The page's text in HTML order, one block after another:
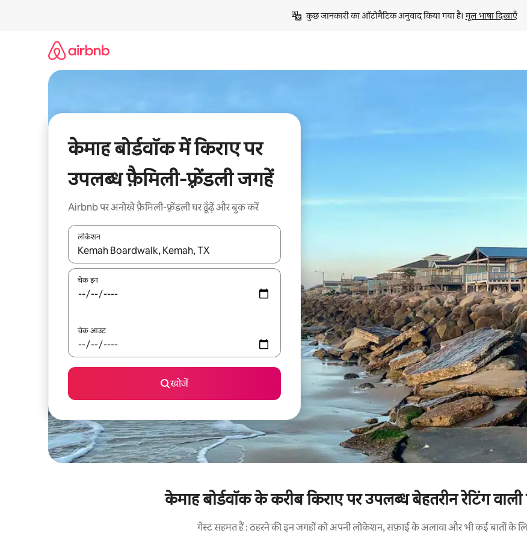
कुछ जानकारी का ऑटोमैटिक अनुवाद किया गया है। मूल भाषा दिखाएँ
केमाह बोर्डवॉक में किराए पर
उपलब्ध फ़ैमिली-फ़्रेंडली जगहें
Airbnb पर अनोखे फ़ैमिली-फ़्रेंडली घर ढूँढ़ें और बुक करें
लोकेशन
नतीजों के उपलब्ध होने पर, अप और डाउन 'ऐरो की' का इस्तेमाल करके नेविगेट करें या टच या फिर स्वाइप जेस्चर का इस्तेमाल करके एक्सप्लोर करें।
चेक इन
चेक आउट
खोजें
केमाह बोर्डवॉक के करीब किराए पर उपलब्ध बेहतरीन रेटिंग
गेस्ट सहमत हैं : ठहरने की इन जगहों को अपनी लोकेशन, सफ़ाई के अलावा और भी कई बातों के